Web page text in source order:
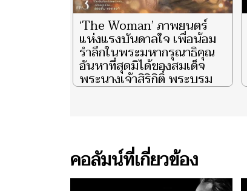
‘The Woman’ ภาพยนตร์
แห่งแรงบันดาลใจ เพื่อน้อม
รำลึกในพระมหากรุณาธิคุณ
อันหาที่สุดมิได้ของสมเด็จ
พระนางเจ้าสิริกิติ์ พระบรม
ราชินีนาถ พระบรมราชชนนี
ชีวิตพสกนิกรไทยชั่วนิรันดร์
ตอน ‘She is My Smile’ EP.3
คอลัมน์ที่เกี่ยวข้อง